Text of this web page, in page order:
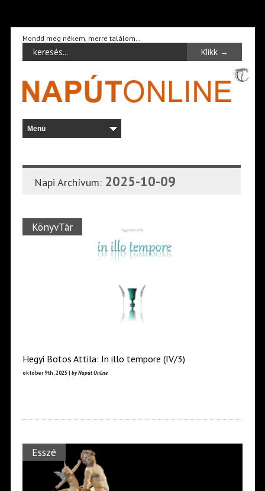
Mondd meg nékem, merre találom…
Napi Archívum: 2025-10-09
KönyvTár
Hegyi Botos Attila: In illo tempore (IV/3)
október 9th, 2025 | by Napút Online
Esszé